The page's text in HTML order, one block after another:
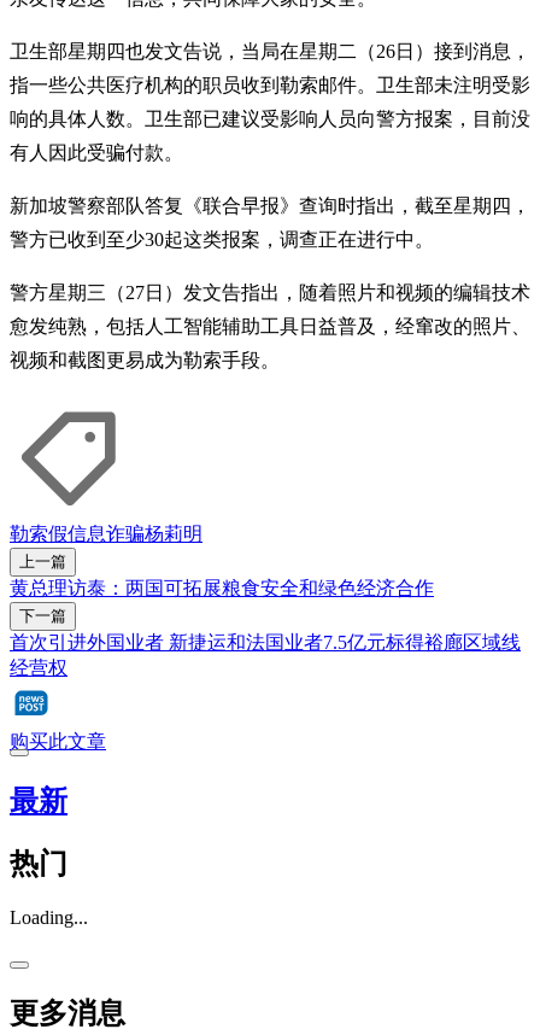
卫生部星期四也发文告说，当局在星期二（26日）接到消息，
指一些公共医疗机构的职员收到勒索邮件。卫生部未注明受影
响的具体人数。卫生部已建议受影响人员向警方报案，目前没
有人因此受骗付款。
新加坡警察部队答复《联合早报》查询时指出，截至星期四，
警方已收到至少30起这类报案，调查正在进行中。
警方星期三（27日）发文告指出，随着照片和视频的编辑技术
愈发纯熟，包括人工智能辅助工具日益普及，经窜改的照片、
视频和截图更易成为勒索手段。
勒索假信息诈骗杨莉明
上一篇
黄总理访泰：两国可拓展粮食安全和绿色经济合作
下一篇
首次引进外国业者 新捷运和法国业者7.5亿元标得裕廊区域线
经营权
购买此文章
最新
热门
Loading...
更多消息